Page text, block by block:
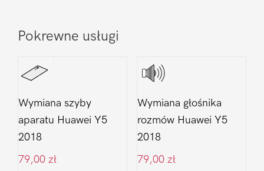
Pokrewne usługi
Wymiana szyby
aparatu Huawei Y5
2018
79,00 zł
Wymiana głośnika
rozmów Huawei Y5
2018
79,00 zł